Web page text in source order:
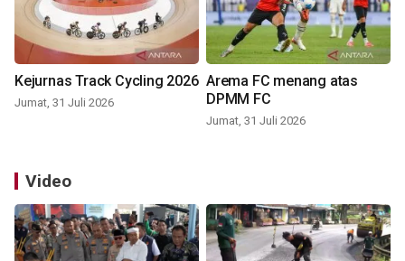
Kejurnas Track Cycling 2026
Jumat, 31 Juli 2026
Arema FC menang atas
DPMM FC
Jumat, 31 Juli 2026
Video